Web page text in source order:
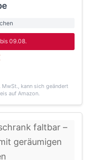
bis 09.08.
MwSt., kann sich geändert
auf Amazon.